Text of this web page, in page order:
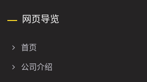
网页导览
首页
公司介绍